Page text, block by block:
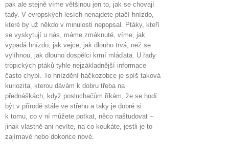
pak ale stejně víme většinou jen to, jak se chovají
tady. V evropských lesích nenajdete ptačí hnízdo,
které by už někdo v minulosti nepopsal. Ptáky, kteří
se vyskytují u nás, máme zmáknuté, víme, jak
vypadá hnízdo, jak vejce, jak dlouho trvá, než se
vylíhnou, jak dlouho dospělci krmí mláďata. U řady
tropických ptáků tyhle nejzákladnější informace
často chybí. To hnízdění háčkozobce je spíš taková
kuriozita, kterou dávám k dobru třeba na
přednáškách, když posluchačům říkám, že se hodí
být v přírodě stále ve střehu a taky je dobré si
k tomu, co v ní můžete potkat, něco naštudovat –
jinak vlastně ani nevíte, na co koukáte, jestli je to
zajímavé nebo dokonce nové.